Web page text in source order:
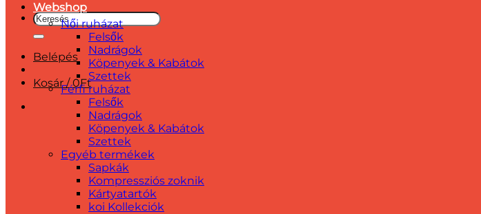
Keresés
a
következőre:
Belépés
Kosár /0Ft
Webshop
Női ruházat
Felsők
Nadrágok
Köpenyek & Kabátok
Szettek
Férfi ruházat
Felsők
Nadrágok
Köpenyek & Kabátok
Szettek
Egyéb termékek
Sapkák
Kompressziós zoknik
Kártyatartók
koi Kollekciók